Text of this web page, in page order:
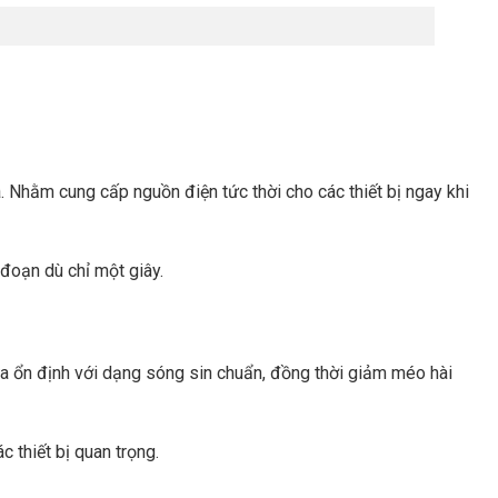
cung cấp nguồn điện tức thời cho các thiết bị ngay khi
dù chỉ một giây.
ổn định với dạng sóng sin chuẩn, đồng thời giảm méo hài
thiết bị quan trọng.